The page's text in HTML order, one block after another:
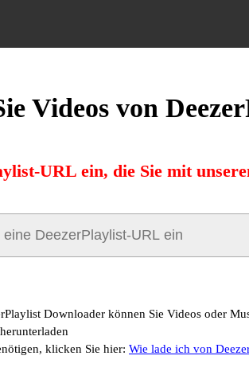
Videos von
URL ein, die Sie mit
Downloader können Sie Videos oder
klicken Sie hier: Wie lade ich von